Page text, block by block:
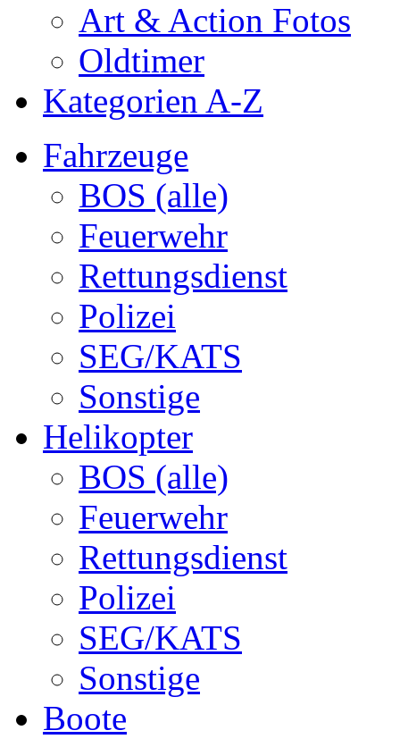
Art & Action Fotos
Oldtimer
Kategorien A-Z
Fahrzeuge
BOS (alle)
Feuerwehr
Rettungsdienst
Polizei
SEG/KATS
Sonstige
Helikopter
BOS (alle)
Feuerwehr
Rettungsdienst
Polizei
SEG/KATS
Sonstige
Boote